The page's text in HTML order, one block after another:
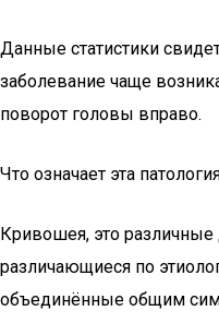
Данные статистики
заболевание чаще
поворот головы вправо.
Что означает эта
Кривошея, это
различающиеся по
объединённые общим